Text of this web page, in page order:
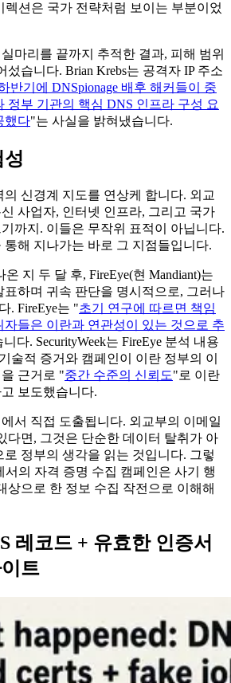
렉션은 국가 전략처럼 보이는 부분이었
마리를 끝까지 추적한 결과, 피해 범위
섰습니다. Brian Krebs는 공격자 IP 주소
반기에 DNSpionage 배후 해커들이 중
정부 기관의 핵심 DNS 인프라 구성 요
했다"는 사실을 밝혀냈습니다.
신경계 지도를 연상케 합니다. 외교
사업자, 인터넷 인프라, 그리고 국가
까지. 이들은 무작위 표적이 아닙니다.
해 지나가는 바로 그 지점들입니다.
지 두 달 후, FireEye(현 Mandiant)는
표하며 귀속 판단을 명시적으로, 그러나
. FireEye는 "초기 연구에 따르면 책임
자들은 이란과 연관성이 있는 것으로 추
다. SecurityWeek는 FireEye 분석 내용
술적 증거와 캠페인이 이란 정부의 이
근거로 "중간 수준의 신뢰도"로 이란
보도했습니다.
서 직접 도출됩니다. 외교부의 이메일
다면, 그것은 단순한 데이터 탈취가 아
정부의 생각을 읽는 것입니다. 그렇
서의 자격 증명 수집 캠페인은 사기 행
상으로 한 정보 수집 작전으로 이해해
레코드 + 유효한 인증서
트